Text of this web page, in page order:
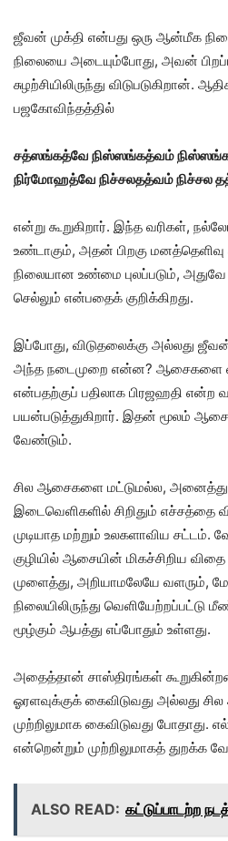
ஜீவன் முக்தி என்பது ஒரு ஆன்மீக
நிலையை அடையும்போது, அவன்
சுழற்சியிலிருந்து விடுபடுகிறான்.
பஜகோவிந்தத்தில்
சத்ஸங்கத்வே நிஸ்ஸங்கத்வம்
நிர்மோஹத்வே நிச்சலதத்வம் நிச்சல
என்று கூறுகிறார். இந்த வரிகள்,
உண்டாகும், அதன் பிறகு மனத்தெளிவு
நிலையான உண்மை புலப்படும்,
செல்லும் என்பதைக் குறிக்கிறது.
இப்போது, விடுதலைக்கு அல்லது ஜீவன்
அந்த நடைமுறை என்ன? ஆசைகளை
என்பதற்குப் பதிலாக பிரஜஹதி
பயன்படுத்துகிறார். இதன் மூலம்
வேண்டும்.
சில ஆசைகளை மட்டுமல்ல,
இடைவெளிகளில் சிறிதும் எச்சத்தை
முடியாத மற்றும் உலகளாவிய சட்டம்.
குழியில் ஆசையின் மிகச்சிறிய விதை
முளைத்து, அறியாமலேயே வளரும்,
நிலையிலிருந்து வெளியேற்றப்பட்டு
மூழ்கும் ஆபத்து எப்போதும் உள்ளது.
அதைத்தான் சாஸ்திரங்கள்
ஓரளவுக்குக் கைவிடுவது அல்லது
முற்றிலுமாக கைவிடுவது போதாது.
என்றென்றும் முற்றிலுமாகத் துறக்க
ALSO READ: கட்டுப்பாடற்ற